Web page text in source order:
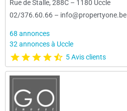
Rue de Stalle, 288C – 1180 Uccle
02/376.60.66 – info@propertyone.be
68 annonces
32 annonces à Uccle
5 Avis clients